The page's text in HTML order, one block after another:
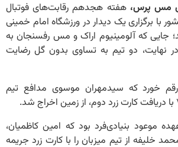
مس پرس، هفته هجدهم رقابت‌های فوتبال
با برگزاری یک دیدار در ورزشگاه امام خمینی
جایی که آلومینیوم اراک و مس رفسنجان به
نهایت، دو تیم به تساوی بدون گل رضایت
خورد که سیدمهران موسوی مدافع تیم
موعود بنیادی‌فرد بود که امین کاظمیان،
خلیفه از تیم میزبان را با کارت زرد جریمه